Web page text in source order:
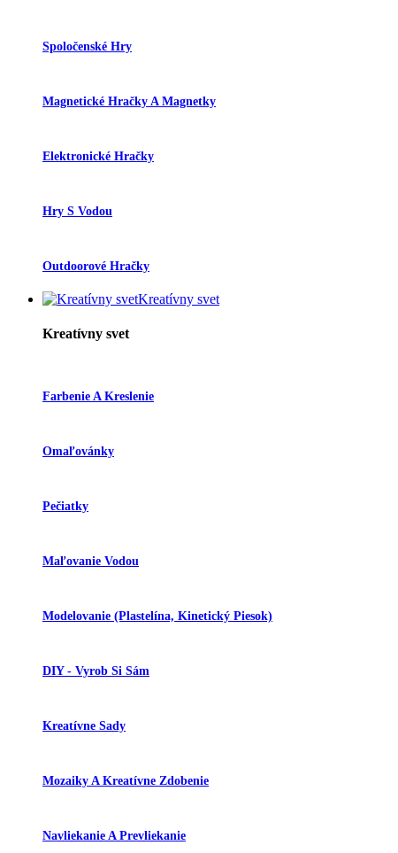
Spoločenské Hry
Magnetické Hračky A Magnetky
Elektronické Hračky
Hry S Vodou
Outdoorové Hračky
Kreatívny svet
Kreatívny svet
Farbenie A Kreslenie
Omaľovánky
Pečiatky
Maľovanie Vodou
Modelovanie (plastelína, Kinetický Piesok)
DIY - Vyrob Si Sám
Kreatívne Sady
Mozaiky A Kreatívne Zdobenie
Navliekanie A Prevliekanie